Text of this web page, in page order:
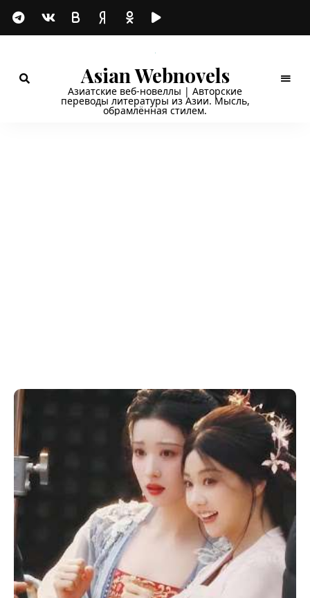
Asian Webnovels
Азиатские веб-новеллы | Авторские
переводы литературы из Азии. Мысль,
обрамлённая стилем.